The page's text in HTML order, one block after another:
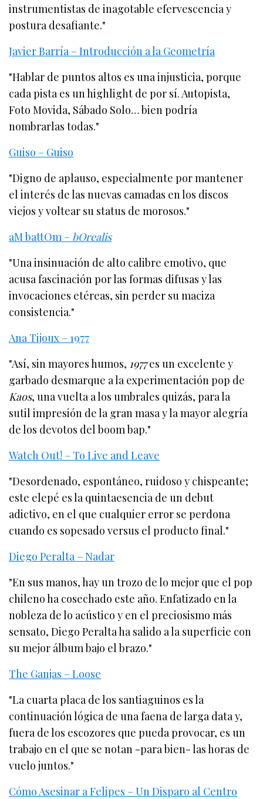
instrumentistas de inagotable efervescencia y
postura desafiante."
Javier Barría – Introducción a la Geometría
"Hablar de puntos altos es una injusticia, porque
cada pista es un highlight de por sí. Autopista,
Foto Movida, Sábado Solo… bien podría
nombrarlas todas."
Guiso – Guiso
"Digno de aplauso, especialmente por mantener
el interés de las nuevas camadas en los discos
viejos y voltear su status de morosos."
aM battOm – bOrealis
"Una insinuación de alto calibre emotivo, que
acusa fascinación por las formas difusas y las
invocaciones etéreas, sin perder su maciza
consistencia."
Ana Tijoux – 1977
"Así, sin mayores humos, 1977es un excelente y
garbado desmarque a la experimentación pop de
Kaos, una vuelta a los umbrales quizás, para la
sutil impresión de la gran masa y la mayor alegría
de los devotos del boom bap."
Watch Out! – To Live and Leave
"Desordenado, espontáneo, ruidoso y chispeante;
este elepé es la quintaesencia de un debut
adictivo, en el que cualquier error se perdona
cuando es sopesado versus el producto final."
Diego Peralta – Nadar
"En sus manos, hay un trozo de lo mejor que el pop
chileno ha cosechado este año. Enfatizado en la
nobleza de lo acústico y en el preciosismo más
sensato, Diego Peralta ha salido a la superficie con
su mejor álbum bajo el brazo."
The Ganjas – Loose
"La cuarta placa de los santiaguinos es la
continuación lógica de una faena de larga data y,
fuera de los escozores que pueda provocar, es un
trabajo en el que se notan -para bien- las horas de
vuelo juntos."
Cómo Asesinar a Felipes – Un Disparo al Centro